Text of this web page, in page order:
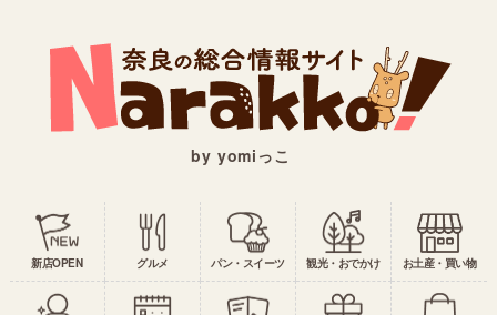
by yomiっこ
新店OPEN グルメ パン・スイーツ 観光・おでかけ お土産・買い物